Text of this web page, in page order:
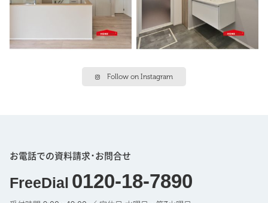
Follow on Instagram
お電話での資料請求･お問合せ
FreeDial 0120-18-7890